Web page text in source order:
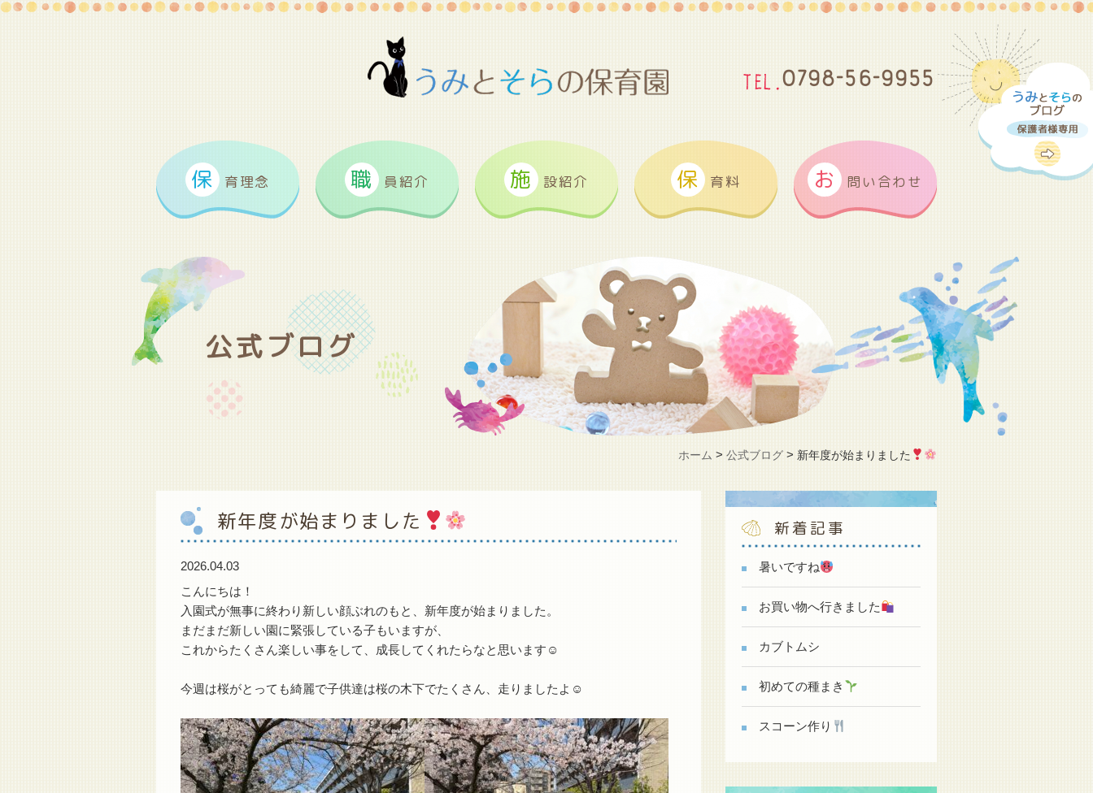
0798-56-9955
保 育理念 職 員紹介 施 設紹介 保 育料 お 問い合わせ
公式ブログ
ホーム >公式ブログ > 新年度が始まりました
新年度が始まりました
2026.04.03
こんにちは！
入園式が無事に終わり新しい顔ぶれのもと、新年度が始まりました。
まだまだ新しい園に緊張している子もいますが、
これからたくさん楽しい事をして、成長してくれたらなと思います☺︎
今週は桜がとっても綺麗で子供達は桜の木下でたくさん、走りましたよ☺︎
新着記事
暑いですね
お買い物へ行きました
カブトムシ
初めての種まき
スコーン作り